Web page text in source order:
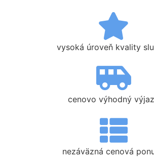
vysoká úroveň kvality
cenovo výhodný
nezáväzná cenová